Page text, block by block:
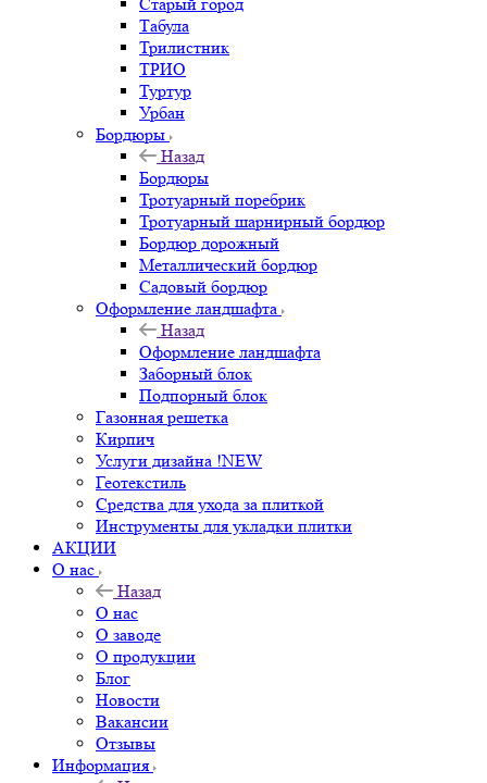
Табула
Трилистник
ТРИО
Туртур
Урбан
Бордюры
Назад
Бордюры
Тротуарный поребрик
Тротуарный шарнирный бордюр
Бордюр дорожный
Металлический бордюр
Садовый бордюр
Оформление ландшафта
Назад
Оформление ландшафта
Заборный блок
Подпорный блок
Газонная решетка
Кирпич
Услуги дизайна !NEW
Геотекстиль
Средства для ухода за плиткой
Инструменты для укладки плитки
АКЦИИ
О нас
Назад
О нас
О заводе
О продукции
Блог
Новости
Вакансии
Отзывы
Информация